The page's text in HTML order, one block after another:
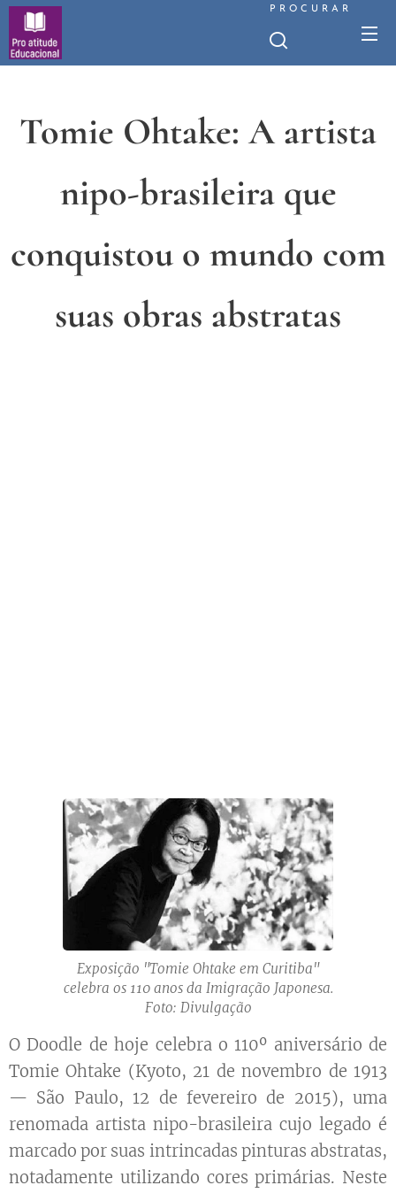
PROCURAR
Tomie Ohtake: A artista
nipo-brasileira que
conquistou o mundo com
suas obras abstratas
Exposição "Tomie Ohtake em Curitiba"
celebra os 110 anos da Imigração Japonesa.
Foto: Divulgação
O Doodle de hoje celebra o 110º aniversário de
Tomie Ohtake (Kyoto, 21 de novembro de 1913
— São Paulo, 12 de fevereiro de 2015), uma
renomada artista nipo-brasileira cujo legado é
marcado por suas intrincadas pinturas abstratas,
notadamente utilizando cores primárias. Neste